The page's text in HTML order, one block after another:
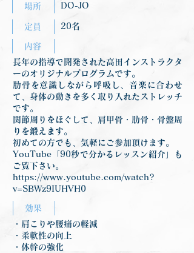
場所 DO-JO
定員 20名
内容
長年の指導で開発された高田インストラクタ
ーのオリジナルプログラムです。
肋骨を意識しながら呼吸し、音楽に合わせ
て、身体の動きを多く取り入れたストレッチ
です。
関節周りをほぐして、肩甲骨・肋骨・骨盤周
りを鍛えます。
初めての方でも、気軽にご参加頂けます。
YouTube「90秒で分かるレッスン紹介」も
ご覧下さい。
https://www.youtube.com/watch?
v=SBWz9IUHVH0
効果
・肩こりや腰痛の軽減
・柔軟性の向上
・体幹の強化